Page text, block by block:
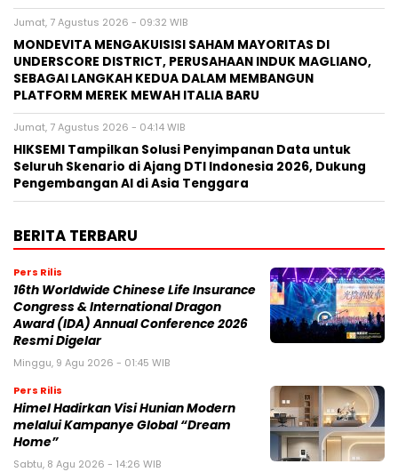
Jumat, 7 Agustus 2026 - 09:32 WIB
MONDEVITA MENGAKUISISI SAHAM MAYORITAS DI
UNDERSCORE DISTRICT, PERUSAHAAN INDUK MAGLIANO,
SEBAGAI LANGKAH KEDUA DALAM MEMBANGUN
PLATFORM MEREK MEWAH ITALIA BARU
Jumat, 7 Agustus 2026 - 04:14 WIB
HIKSEMI Tampilkan Solusi Penyimpanan Data untuk
Seluruh Skenario di Ajang DTI Indonesia 2026, Dukung
Pengembangan AI di Asia Tenggara
BERITA TERBARU
Pers Rilis
16th Worldwide Chinese Life Insurance
Congress & International Dragon
Award (IDA) Annual Conference 2026
Resmi Digelar
Minggu, 9 Agu 2026 - 01:45 WIB
Pers Rilis
Himel Hadirkan Visi Hunian Modern
melalui Kampanye Global “Dream
Home”
Sabtu, 8 Agu 2026 - 14:26 WIB